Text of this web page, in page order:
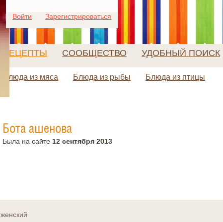
Войти Зарегистрироваться
РЕЦЕПТЫ СООБЩЕСТВО УДОБНЫЙ ПОИСК
Блюда из мяса Блюда из рыбы Блюда из птицы
Бота ашенова
Была на сайте 12 сентября 2013
женский